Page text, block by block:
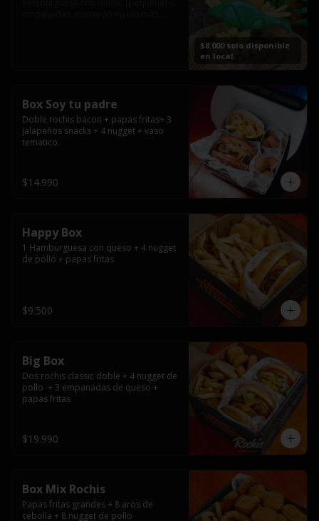
$8.000 solo disponible
en local
Box Soy tu padre
Doble rochis bacon + papas fritas+ 3
jalapeños snacks + 4 nugget + vaso
tematico.
$14.990
Happy Box
1 Hamburguesa con queso + 4 nugget
de pollo + papas fritas
$9.500
Big Box
Dos rochis classic doble + 4 nugget de
pollo  + 3 empanadas de queso +
papas fritas
$19.990
Box Mix Rochis
Papas fritas grandes + 8 aros de
cebolla + 8 nugget de pollo